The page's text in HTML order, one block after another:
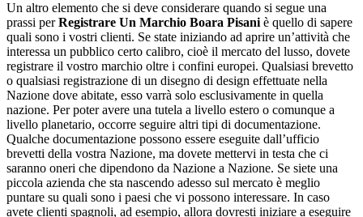
Un altro elemento che si deve considerare quando si segue una
prassi perRegistrare Un Marchio Boara Pisani è quello di sapere
quali sono i vostri clienti. Se state iniziando ad aprire un’attività che
interessa un pubblico certo calibro, cioè il mercato del lusso, dovete
registrare il vostro marchio oltre i confini europei. Qualsiasi brevetto
o qualsiasi registrazione di un disegno di design effettuate nella
Nazione dove abitate, esso varrà solo esclusivamente in quella
nazione. Per poter avere una tutela a livello estero o comunque a
livello planetario, occorre seguire altri tipi di documentazione.
Qualche documentazione possono essere eseguite dall’ufficio
brevetti della vostra Nazione, ma dovete mettervi in testa che ci
saranno oneri che dipendono da Nazione a Nazione. Se siete una
piccola azienda che sta nascendo adesso sul mercato è meglio
puntare su quali sono i paesi che vi possono interessare. In caso
avete clienti spagnoli, ad esempio, allora dovresti iniziare a eseguire